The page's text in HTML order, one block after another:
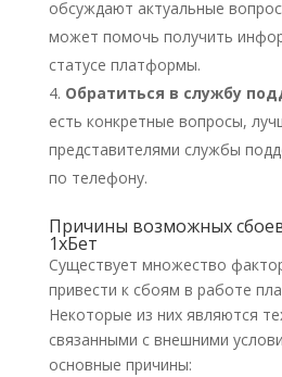
обсуждают актуальные
может помочь получить
статусе платформы.
Обратиться в службу
есть конкретные вопросы,
представителями службы
по телефону.
Причины возможных
1хБет
Существует множество
привести к сбоям в работе
Некоторые из них являются
связанными с внешними
основные причины: